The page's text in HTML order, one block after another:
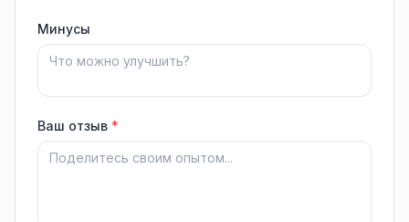
Минусы
Ваш отзыв *